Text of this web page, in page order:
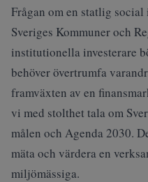
Frågan om en statlig
Sveriges Kommuner och
institutionella investerare
behöver övertrumfa
framväxten av en
vi med stolthet tala om
målen och Agenda 2030.
mäta och värdera en
miljömässiga.